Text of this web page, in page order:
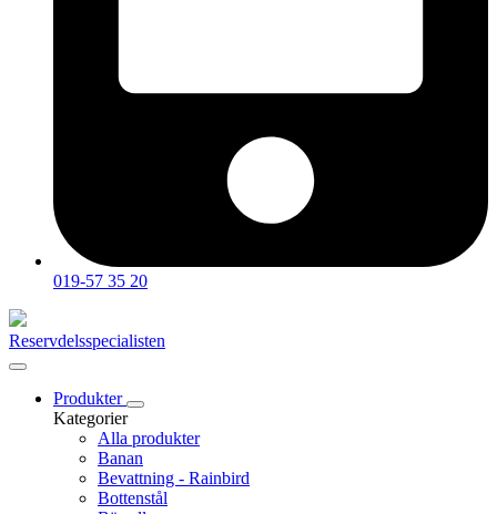
019-57 35 20
Reservdelsspecialisten
Produkter
Kategorier
Alla produkter
Banan
Bevattning - Rainbird
Bottenstål